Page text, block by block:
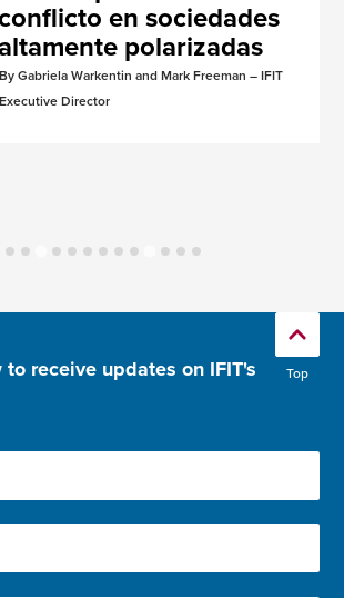
en sociedades
polarizadas
and Mark Freeman – IFIT
Top
receive updates on IFIT's